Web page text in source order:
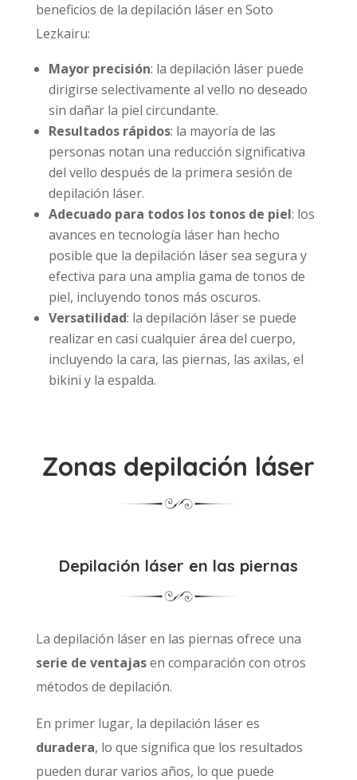
beneficios de la depilación láser en Soto
Lezkairu:
Mayor precisión: la depilación láser puede
dirigirse selectivamente al vello no deseado
sin dañar la piel circundante.
Resultados rápidos: la mayoría de las
personas notan una reducción significativa
del vello después de la primera sesión de
depilación láser.
Adecuado para todos los tonos de piel: los
avances en tecnología láser han hecho
posible que la depilación láser sea segura y
efectiva para una amplia gama de tonos de
piel, incluyendo tonos más oscuros.
Versatilidad: la depilación láser se puede
realizar en casi cualquier área del cuerpo,
incluyendo la cara, las piernas, las axilas, el
bikini y la espalda.
Zonas depilación láser
Depilación láser en las piernas
La depilación láser en las piernas ofrece una
serie de ventajasen comparación con otros
métodos de depilación.
En primer lugar, la depilación láser es
duradera, lo que significa que los resultados
pueden durar varios años, lo que puede